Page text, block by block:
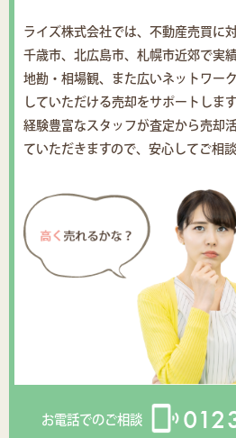
ライズ株式会社では、不動産売買に
千歳市、北広島市、札幌市近郊で実
地勘・相場観、また広いネットワー
していただける売却をサポートします
経験豊富なスタッフが査定から売却
ていただきますので、安心してご相談
お電話でのご相談